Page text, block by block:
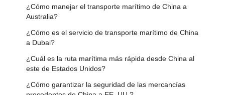
¿Cómo manejar el transporte marítimo de China a
Australia?
¿Cómo es el servicio de transporte marítimo de China
a Dubai?
¿Cuál es la ruta marítima más rápida desde China al
este de Estados Unidos?
¿Cómo garantizar la seguridad de las mercancías